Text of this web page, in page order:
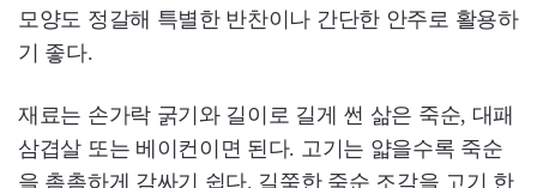
모양도 정갈해 특별한 반찬이나 간단한 안주로 활용하
기 좋다.
재료는 손가락 굵기와 길이로 길게 썬 삶은 죽순, 대패
삼겹살 또는 베이컨이면 된다. 고기는 얇을수록 죽순
을 촘촘하게 감싸기 쉽다. 길쭉한 죽순 조각을 고기 한